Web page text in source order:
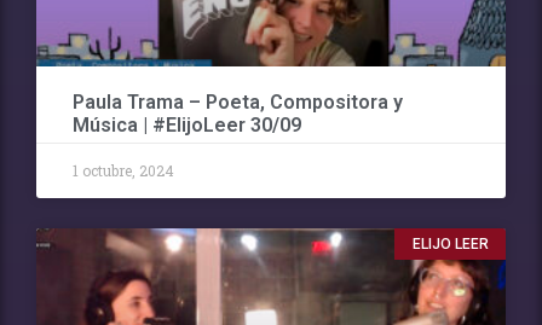
Paula Trama – Poeta, Compositora y
Música | #ElijoLeer 30/09
1 octubre, 2024
ELIJO LEER